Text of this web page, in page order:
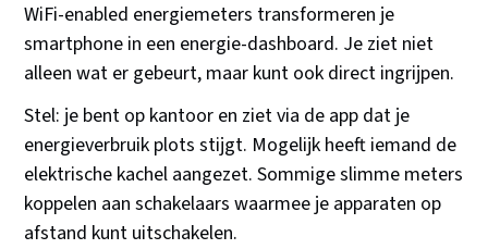
WiFi-enabled energiemeters transformeren je
smartphone in een energie-dashboard. Je ziet niet
alleen wat er gebeurt, maar kunt ook direct ingrijpen.
Stel: je bent op kantoor en ziet via de app dat je
energieverbruik plots stijgt. Mogelijk heeft iemand de
elektrische kachel aangezet. Sommige slimme meters
koppelen aan schakelaars waarmee je apparaten op
afstand kunt uitschakelen.